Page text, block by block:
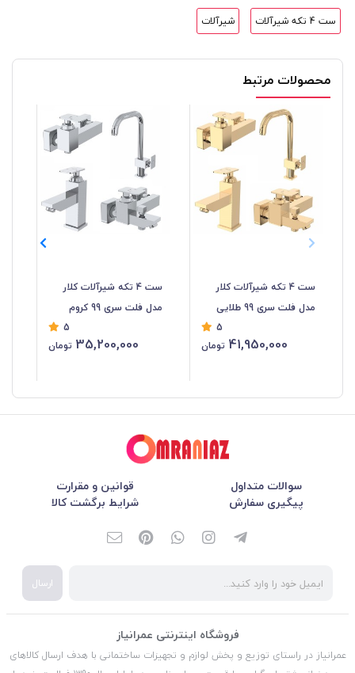
ست 4 تکه شیرآلات شیرآلات
محصولات مرتبط
ست 4 تکه شیرآلات کلار
مدل فلت سری 99 طلایی
5
41,950,000 تومان
ست 4 تکه شیرآلات کلار
مدل فلت سری 99 کروم
5
35,200,000 تومان
سوالات متداول
قوانین و مقرارت
پیگیری سفارش
شرایط برگشت کالا
ارسال
فروشگاه اینترنتی عمرانیاز
عمرانیاز در راستای توزیع و پخش لوازم و تجهیزات ساختمانی با هدف ارسال کالاهای